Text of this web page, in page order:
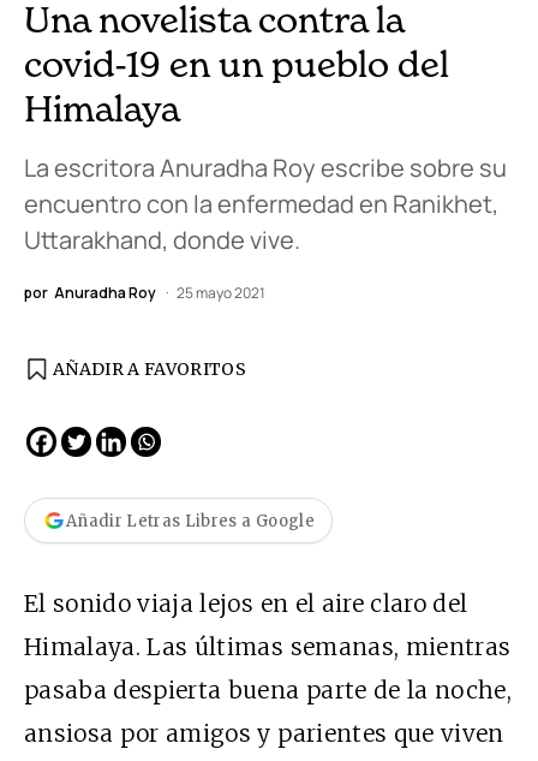
Una novelista contra la
covid-19 en un pueblo del
Himalaya
La escritora Anuradha Roy escribe sobre su
encuentro con la enfermedad en Ranikhet,
Uttarakhand, donde vive.
por Anuradha Roy 25 mayo 2021
AÑADIR A FAVORITOS
Añadir Letras Libres a Google
El sonido viaja lejos en el aire claro del
Himalaya. Las últimas semanas, mientras
pasaba despierta buena parte de la noche,
ansiosa por amigos y parientes que viven